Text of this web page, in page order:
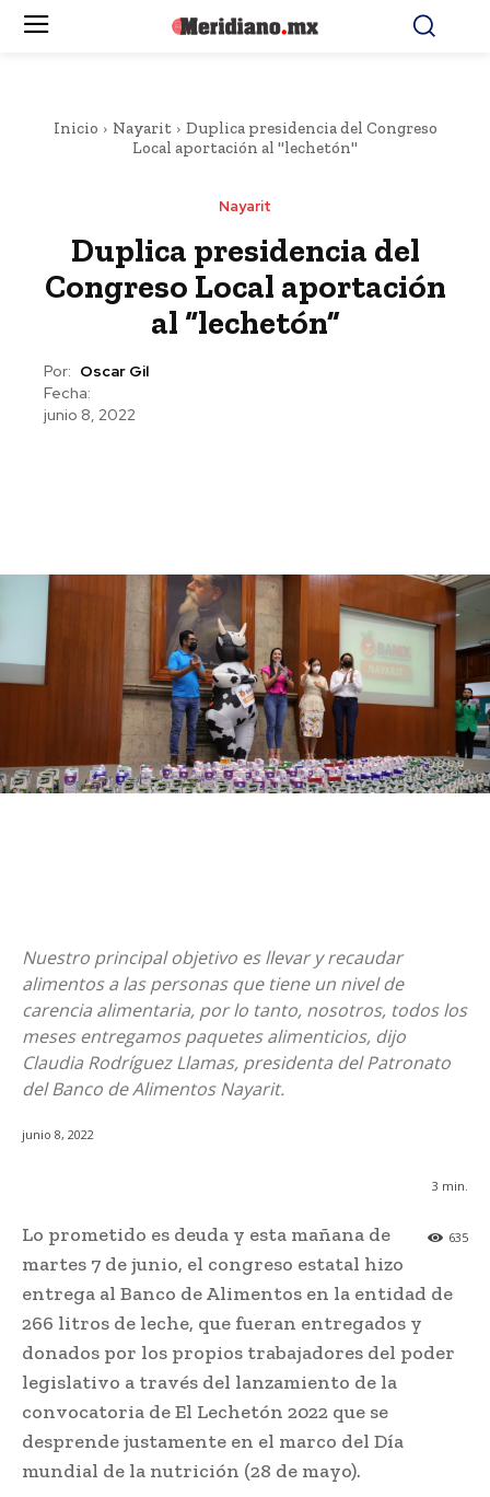
Inicio Nayarit
Duplica presidencia del Congreso
Local aportación al "lechetón"
Nayarit
Duplica presidencia del
Congreso Local aportación
al “lechetón”
Por: Oscar Gil
Fecha:
junio 8, 2022
Nuestro principal objetivo es llevar y recaudar
alimentos a las personas que tiene un nivel de
carencia alimentaria, por lo tanto, nosotros, todos los
meses entregamos paquetes alimenticios, dijo
Claudia Rodríguez Llamas, presidenta del Patronato
del Banco de Alimentos Nayarit.
junio 8, 2022
3 min.
635
Lo prometido es deuda y esta mañana de
martes 7 de junio, el congreso estatal hizo
entrega al Banco de Alimentos en la entidad de
266 litros de leche, que fueran entregados y
donados por los propios trabajadores del poder
legislativo a través del lanzamiento de la
convocatoria de El Lechetón 2022 que se
desprende justamente en el marco del Día
mundial de la nutrición (28 de mayo).